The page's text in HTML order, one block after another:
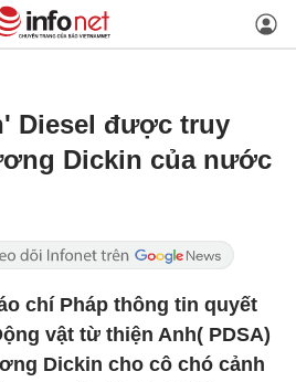
Diesel được truy
Dickin của nước
chí Pháp thông tin quyết
vật từ thiện Anh( PDSA)
Dickin cho cô chó cảnh